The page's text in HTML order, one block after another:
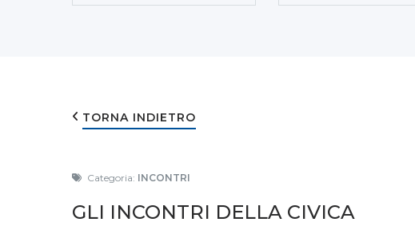
TORNA INDIETRO
Categoria: INCONTRI
GLI INCONTRI DELLA CIVICA